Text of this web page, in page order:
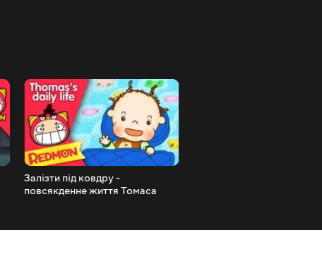
Залізти під ковдру -
повсякденне життя Томаса